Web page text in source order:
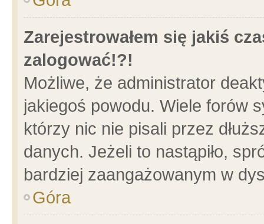
Zarejestrowałem się jakiś
zalogować!?!
Możliwe, że administrator
jakiegoś powodu. Wiele forów
którzy nic nie pisali przez
danych. Jeżeli to nastąpiło,
bardziej zaangażowanym w
Góra